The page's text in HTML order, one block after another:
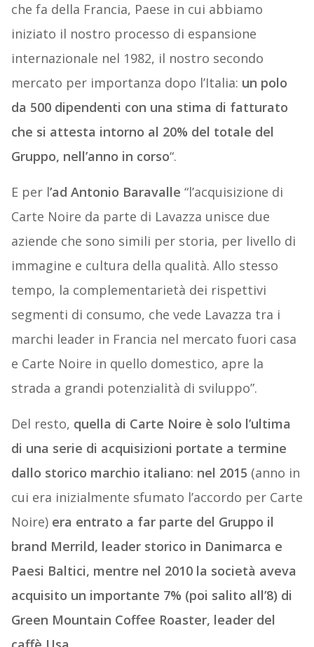
che fa della Francia, Paese in cui abbiamo
iniziato il nostro processo di espansione
internazionale nel 1982, il nostro secondo
mercato per importanza dopo l’Italia: un polo
da 500 dipendenti con una stima di fatturato
che si attesta intorno al 20% del totale del
Gruppo, nell’anno in corso“.
E per l’ad Antonio Baravalle “l’acquisizione di
Carte Noire da parte di Lavazza unisce due
aziende che sono simili per storia, per livello di
immagine e cultura della qualità. Allo stesso
tempo, la complementarietà dei rispettivi
segmenti di consumo, che vede Lavazza tra i
marchi leader in Francia nel mercato fuori casa
e Carte Noire in quello domestico, apre la
strada a grandi potenzialità di sviluppo”.
Del resto, quella di Carte Noire è solo l’ultima
di una serie di acquisizioni portate a termine
dallo storico marchio italiano: nel 2015 (anno in
cui era inizialmente sfumato l’accordo per Carte
Noire) era entrato a far parte del Gruppo il
brand Merrild, leader storico in Danimarca e
Paesi Baltici, mentre nel 2010 la società aveva
acquisito un importante 7% (poi salito all’8) di
Green Mountain Coffee Roaster, leader del